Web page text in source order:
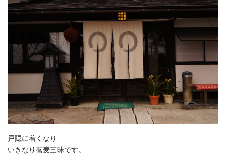
戸隠に着くなり
いきなり蕎麦三昧です。